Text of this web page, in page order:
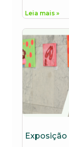
Leia mais »